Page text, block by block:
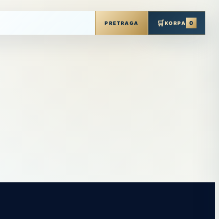
PRETRAGA 🛒KORPA 0